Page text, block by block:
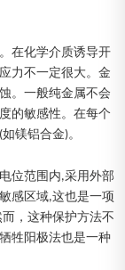
在化学介质诱导开
力不一定很大。金
。一般纯金属不会
的敏感性。在每个
镁铝合金)。
位范围内,采用外部
感区域,这也是一项
，这种保护方法不
牲阳极法也是一种